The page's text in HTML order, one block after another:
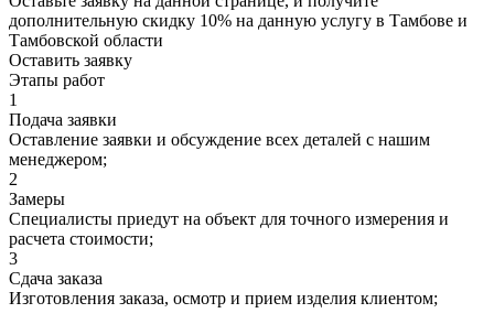
дополнительную скидку 10% на данную услугу в Тамбове и
Тамбовской области
Оставить заявку
Этапы работ
1
Подача заявки
Оставление заявки и обсуждение всех деталей с нашим
менеджером;
2
Замеры
Специалисты приедут на объект для точного измерения и
расчета стоимости;
3
Сдача заказа
Изготовления заказа, осмотр и прием изделия клиентом;